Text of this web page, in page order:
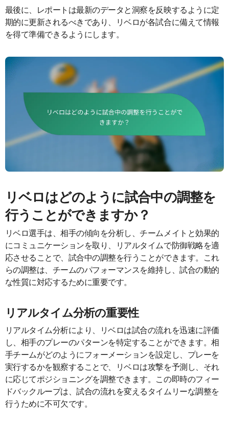
最後に、レポートは最新のデータと洞察を反映するように定
期的に更新されるべきであり、リベロが各試合に備えて情報
を得て準備できるようにします。
リベロはどのように試合中の調整を
行うことができますか？
リベロ選手は、相手の傾向を分析し、チームメイトと効果的
にコミュニケーションを取り、リアルタイムで防御戦略を適
応させることで、試合中の調整を行うことができます。これ
らの調整は、チームのパフォーマンスを維持し、試合の動的
な性質に対応するために重要です。
リアルタイム分析の重要性
リアルタイム分析により、リベロは試合の流れを迅速に評価
し、相手のプレーのパターンを特定することができます。相
手チームがどのようにフォーメーションを設定し、プレーを
実行するかを観察することで、リベロは攻撃を予測し、それ
に応じてポジショニングを調整できます。この即時のフィー
ドバックループは、試合の流れを変えるタイムリーな調整を
行うために不可欠です。